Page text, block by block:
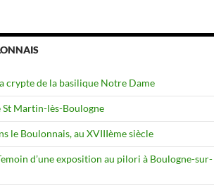
crypte de la basilique Notre Dame
St Martin-lès-Boulogne
le Boulonnais, au XVIIIème siècle
d’une exposition au pilori à Boulogne-sur-